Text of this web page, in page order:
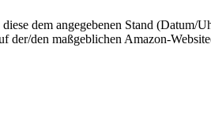
dem angegebenen Stand
den maßgeblichen Amazon-